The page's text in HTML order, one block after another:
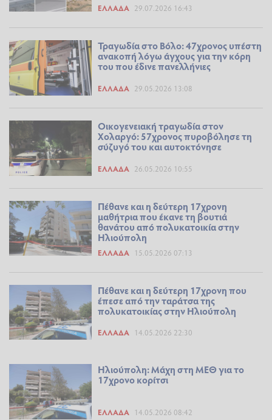
ΕΛΛΆΔΑ 29.07.2026 16:43
Τραγωδία στο Βόλο: 47χρονος υπέστη
ανακοπή λόγω άγχους για την κόρη
του που έδινε πανελλήνιες
ΕΛΛΆΔΑ 29.05.2026 13:08
Οικογενειακή τραγωδία στον
Χολαργό: 57χρονος πυροβόλησε τη
σύζυγό του και αυτοκτόνησε
ΕΛΛΆΔΑ 26.05.2026 10:55
Πέθανε και η δεύτερη 17χρονη
μαθήτρια που έκανε τη βουτιά
θανάτου από πολυκατοικία στην
Ηλιούπολη
ΕΛΛΆΔΑ 15.05.2026 07:13
Πέθανε και η δεύτερη 17χρονη που
έπεσε από την ταράτσα της
πολυκατοικίας στην Ηλιούπολη
ΕΛΛΆΔΑ 14.05.2026 22:30
Ηλιούπολη: Μάχη στη ΜΕΘ για το
17χρονο κορίτσι
ΕΛΛΆΔΑ 14.05.2026 08:42